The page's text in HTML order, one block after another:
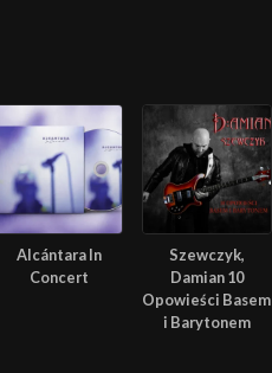
Alcántara In
Concert
Szewczyk,
Damian 10
Opowieści Basem
i Barytonem